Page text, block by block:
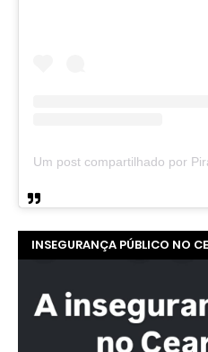
INSEGURANÇA PÚBLICO NO